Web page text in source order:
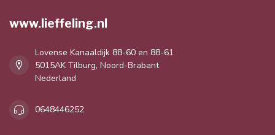
www.lieffeling.nl
Lovense Kanaaldijk 88-60 en 88-61
5015AK Tilburg, Noord-Brabant
Nederland
0648446252